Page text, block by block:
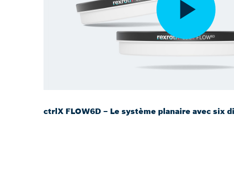
ctrlX FLOW6D – Le système planaire avec six